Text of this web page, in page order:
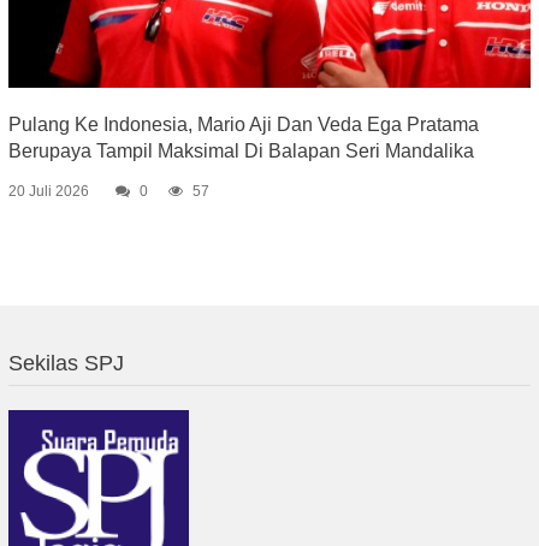
Pulang Ke Indonesia, Mario Aji Dan Veda Ega Pratama
Berupaya Tampil Maksimal Di Balapan Seri Mandalika
20 Juli 2026 0 57
Sekilas SPJ